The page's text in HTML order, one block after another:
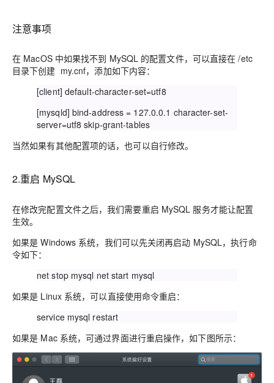
注意事项
在 MacOS 中如果找不到 MySQL 的配置文件，可以直接在 /etc
目录下创建 my.cnf，添加如下内容：
[client] default-character-set=utf8
[mysqld] bind-address = 127.0.0.1 character-set-
server=utf8 skip-grant-tables
当然如果有其他配置项的话，也可以自行修改。
2.重启 MySQL
在修改完配置文件之后，我们需要重启 MySQL 服务才能让配置
生效。
如果是 Windows 系统，我们可以先关闭再启动 MySQL，执行命
令如下：
net stop mysql net start mysql
如果是 Linux 系统，可以直接使用命令重启：
service mysql restart
如果是 Mac 系统，可通过界面进行重启操作，如下图所示：